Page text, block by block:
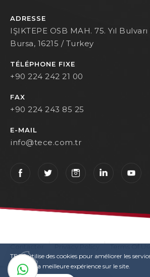
ADRESSE
IŞIKTEPE OSB MAH. 75. Yıl
Bursa, 16215 / Turkey
TÉLÉPHONE FIXE
+90 224 242 21 00
FAX
+90 224 243 85 25
E-MAIL
info@tece.com.tr
User Login
Copyrights
TECE utilise des cookies pour améliorer les
garantir la meilleure expérience sur le site.